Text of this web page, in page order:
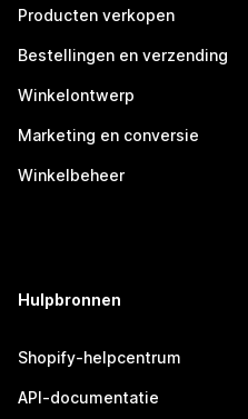
Producten verkopen
Bestellingen en verzending
Winkelontwerp
Marketing en conversie
Winkelbeheer
Hulpbronnen
Shopify-helpcentrum
API-documentatie